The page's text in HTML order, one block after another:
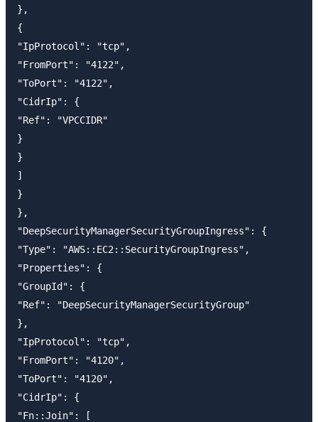
},
{
"IpProtocol": "tcp",
"FromPort": "4122",
"ToPort": "4122",
"CidrIp": {
"Ref": "VPCCIDR"
}
}
]
}
},
"DeepSecurityManagerSecurityGroupIngress": {
"Type": "AWS::EC2::SecurityGroupIngress",
"Properties": {
"GroupId": {
"Ref": "DeepSecurityManagerSecurityGroup"
},
"IpProtocol": "tcp",
"FromPort": "4120",
"ToPort": "4120",
"CidrIp": {
"Fn::Join": [